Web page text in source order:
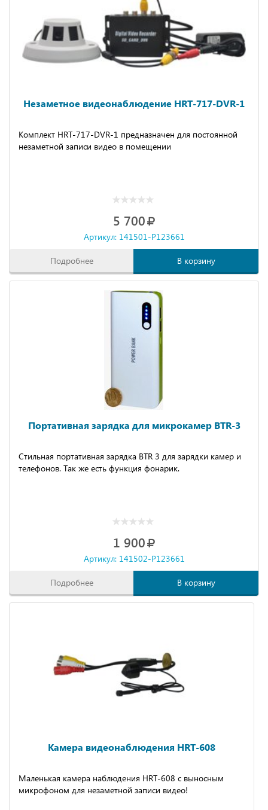
Незаметное видеонаблюдение HRT-717-DVR-1
Комплект HRT-717-DVR-1 предназначен для постоянной
незаметной записи видео в помещении
5 700
Артикул: 141501-P123661
Подробнее В корзину
Портативная зарядка для микрокамер BTR-3
Стильная портативная зарядка BTR 3 для зарядки камер и
телефонов. Так же есть функция фонарик.
1 900
Артикул: 141502-P123661
Подробнее В корзину
Камера видеонаблюдения HRT-608
Маленькая камера наблюдения HRT-608 с выносным
микрофоном для незаметной записи видео!